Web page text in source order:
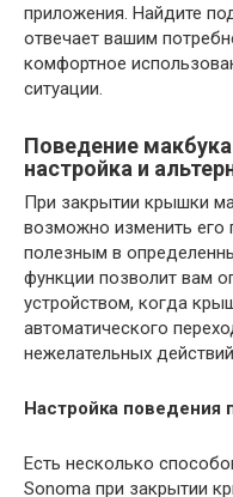
приложения. Найдите
отвечает вашим
комфортное
ситуации.
Поведение
настройка и
При закрытии крышки
возможно изменить его
полезным в
функции позволит вам
устройством, когда
автоматического
нежелательных действий.
Настройка поведения
Есть несколько
Sonoma при закрытии